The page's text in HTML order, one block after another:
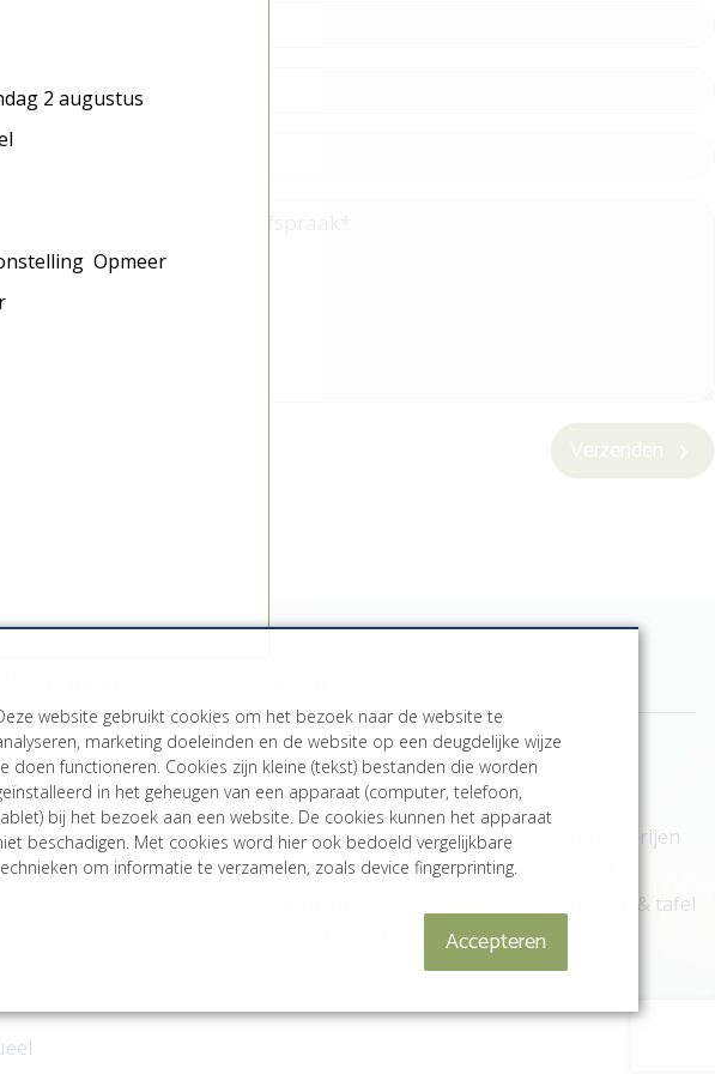
Meer informatie
Het Atelier
Online Museum
Originele schilderijen
Print op maat
Servies, keuken & tafel
2 augustus
Opmeer
website gebruikt cookies om het bezoek naar de website te
marketing doeleinden en de website op een deugdelijke wijze
doen functioneren. Cookies zijn kleine (tekst) bestanden die worden
in het geheugen van een apparaat (computer, telefoon,
bij het bezoek aan een website. De cookies kunnen het apparaat
beschadigen. Met cookies word hier ook bedoeld vergelijkbare
om informatie te verzamelen, zoals device fingerprinting.
Accepteren